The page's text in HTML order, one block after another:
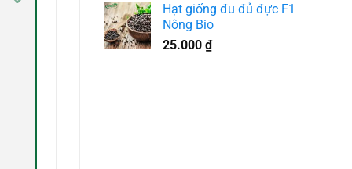
Hạt giống đu đủ đực F1
Nông Bio
25.000 ₫